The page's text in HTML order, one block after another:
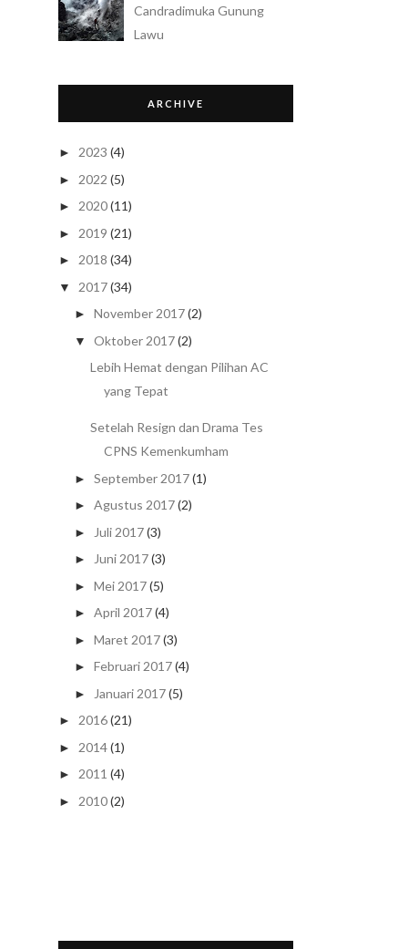
Candradimuka Gunung
Lawu
ARCHIVE
► 2023 (4)
► 2022 (5)
► 2020(11)
► 2019 (21)
► 2018 (34)
▼ 2017(34)
► November 2017(2)
▼ Oktober 2017(2)
Lebih Hemat dengan Pilihan AC
yang Tepat
Setelah Resign dan Drama Tes
CPNS Kemenkumham
► September 2017(1)
► Agustus 2017(2)
► Juli 2017(3)
► Juni 2017(3)
► Mei 2017(5)
► April 2017(4)
► Maret 2017(3)
► Februari 2017(4)
► Januari 2017(5)
► 2016(21)
► 2014(1)
► 2011 (4)
► 2010(2)